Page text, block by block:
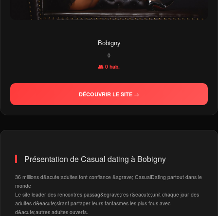
Bobigny
0
👥 0 hab.
DÉCOUVRIR LE SITE →
Présentation de Casual dating à Bobigny
36 millions d&acute;adultes font confiance &agrave; CasualDating partout dans le
monde
Le site leader des rencontres passag&egrave;res r&eacute;unit chaque jour des
adultes d&eacute;sirant partager leurs fantasmes les plus fous avec
d&acute;autres adultes ouverts.